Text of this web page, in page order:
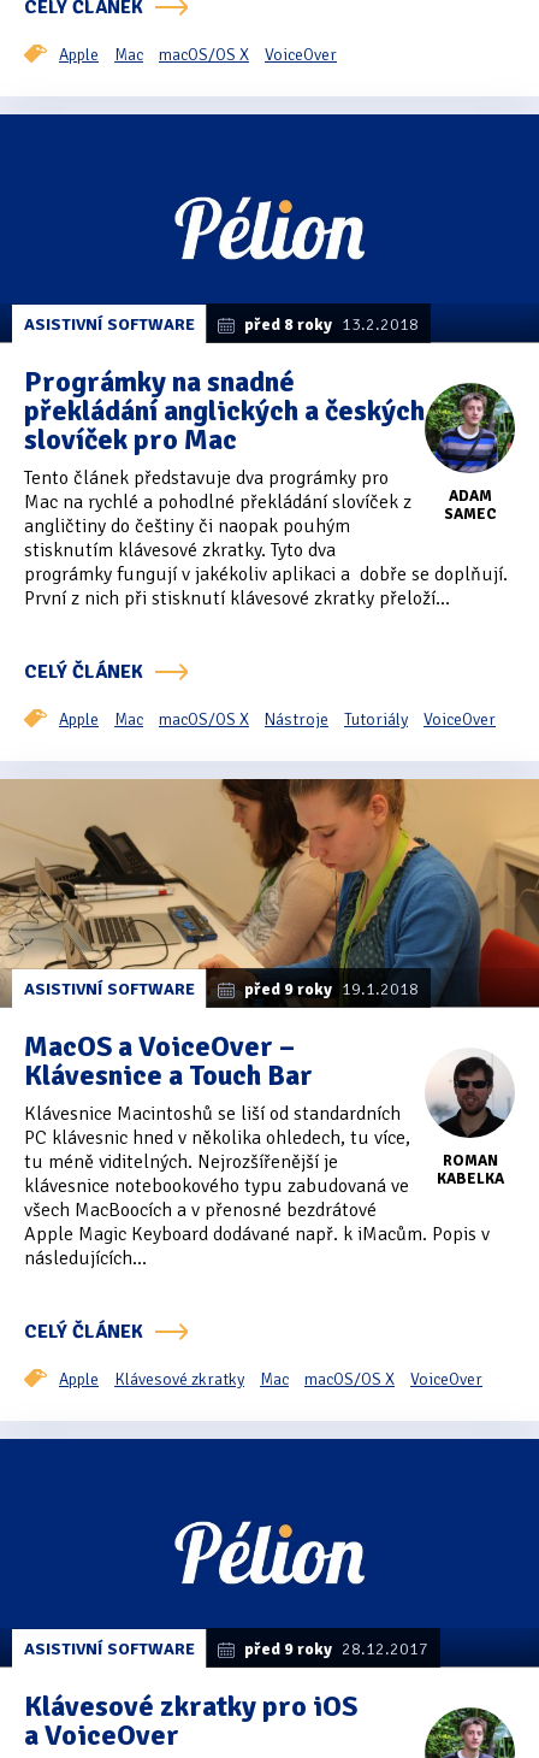
CELÝ ČLÁNEK
Apple Mac macOS/OS X VoiceOver
ASISTIVNÍ SOFTWARE před 8 roky 13.2.2018
ADAM
SAMEC
Prográmky na snadné
překládání anglických a českých
slovíček pro Mac
Tento článek představuje dva prográmky pro
Mac na rychlé a pohodlné překládání slovíček z
angličtiny do češtiny či naopak pouhým
stisknutím klávesové zkratky. Tyto dva
prográmky fungují v jakékoliv aplikaci a dobře se doplňují.
První z nich při stisknutí klávesové zkratky přeloží...
CELÝ ČLÁNEK
Apple Mac macOS/OS X Nástroje Tutoriály VoiceOver
ASISTIVNÍ SOFTWARE před 9 roky 19.1.2018
ROMAN
KABELKA
MacOS a VoiceOver –
Klávesnice a Touch Bar
Klávesnice Macintoshů se liší od standardních
PC klávesnic hned v několika ohledech, tu více,
tu méně viditelných. Nejrozšířenější je
klávesnice notebookového typu zabudovaná ve
všech MacBoocích a v přenosné bezdrátové
Apple Magic Keyboard dodávané např. k iMacům. Popis v
následujících...
CELÝ ČLÁNEK
Apple Klávesové zkratky Mac macOS/OS X VoiceOver
ASISTIVNÍ SOFTWARE před 9 roky 28.12.2017
Klávesové zkratky pro iOS
a VoiceOver